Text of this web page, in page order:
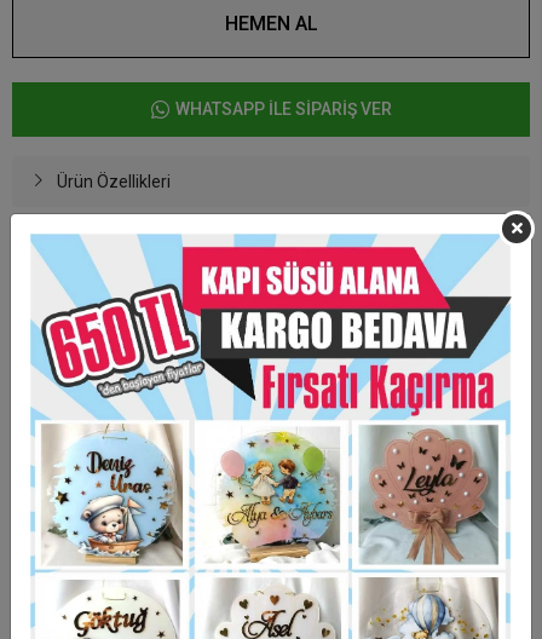
HEMEN AL
WHATSAPP İLE SİPARİŞ VER
Ürün Özellikleri
6,5 x 6,5 cm ebadında şeffaf pleksi üzerine hazırlanmaktadır.
Figürleri ahşap üzerine uv baskı olarak yapılmaktadır.
Yazılacak yazıları Uv baskı yada pleksiden hazırlanabilmektedir..
İstenilen görsel uygulanabilmektedir.
Ürünler tek tek jelatin poşetleme yapılmaktadır.
Taksit Seçenekleri
Garanti Ve Teslimat
Hızlı Gönderi Güvenli Alışveriş İade ve Değişim